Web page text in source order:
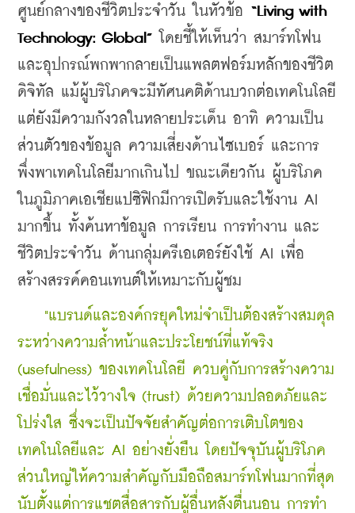
ศูนย์กลางของชีวิตประจำวัน ในหัวข้อ “Living with
Technology: Global” โดยชี้ให้เห็นว่า สมาร์ทโฟน
และอุปกรณ์พกพากลายเป็นแพลตฟอร์มหลักของชีวิต
ดิจิทัล แม้ผู้บริโภคจะมีทัศนคติด้านบวกต่อเทคโนโลยี
แต่ยังมีความกังวลในหลายประเด็น อาทิ ความเป็น
ส่วนตัวของข้อมูล ความเสี่ยงด้านไซเบอร์ และการ
พึ่งพาเทคโนโลยีมากเกินไป ขณะเดียวกัน ผู้บริโภค
ในภูมิภาคเอเชียแปซิฟิกมีการเปิดรับและใช้งาน AI
มากขึ้น ทั้งค้นหาข้อมูล การเรียน การทำงาน และ
ชีวิตประจำวัน ด้านกลุ่มครีเอเตอร์ยังใช้ AI เพื่อ
สร้างสรรค์คอนเทนต์ให้เหมาะกับผู้ชม
"แบรนด์และองค์กรยุคใหม่จำเป็นต้องสร้างสมดุล
ระหว่างความล้ำหน้าและประโยชน์ที่แท้จริง
(usefulness) ของเทคโนโลยี ควบคู่กับการสร้างความ
เชื่อมั่นและไว้วางใจ (trust) ด้วยความปลอดภัยและ
โปร่งใส ซึ่งจะเป็นปัจจัยสำคัญต่อการเติบโตของ
เทคโนโลยีและ AI อย่างยั่งยืน โดยปัจจุบันผู้บริโภค
ส่วนใหญ่ให้ความสำคัญกับมือถือสมาร์ทโฟนมากที่สุด
นับตั้งแต่การแชตสื่อสารกับผู้อื่นหลังตื่นนอน การทำ